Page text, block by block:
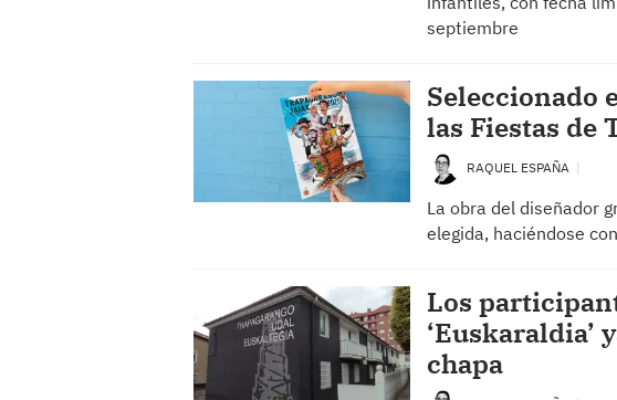
septiembre
Seleccionado
las Fiestas de
RAQUEL ESPAÑA
La obra del diseñador
elegida, haciéndose
Los
‘Euskaraldia’
chapa